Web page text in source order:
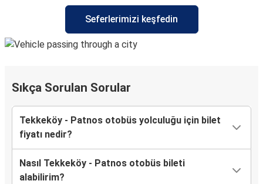
Seferlerimizi keşfedin
Sıkça Sorulan Sorular
Tekkeköy - Patnos otobüs yolculuğu için bilet
fiyatı nedir?
Nasıl Tekkeköy - Patnos otobüs bileti
alabilirim?